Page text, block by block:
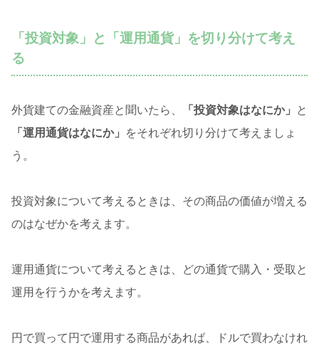
「投資対象」と「運用通貨」を切り分けて考え
る
外貨建ての金融資産と聞いたら、 「投資対象はなにか」
と
「運用通貨はなにか」
をそれぞれ切り分けて考えましょ
う。
投資対象について考えるときは、その商品の価値が増える
のはなぜかを考えます。
運用通貨について考えるときは、どの通貨で購入・受取と
運用を行うかを考えます。
円で買って円で運用する商品があれば、ドルで買わなけれ